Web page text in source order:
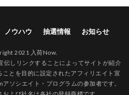
ノウハウ 抽選情報 お知らせ
2021 入荷Now.
伝しリンクすることによってサイトが紹介
とを目的に設定されたアフィリエイト宣
ソシエイト・プログラムの参加者です。
よび社名は各社の登録商標です。